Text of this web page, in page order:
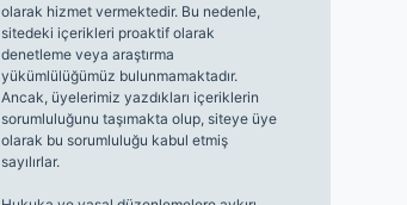
olarak hizmet vermektedir. Bu nedenle,
sitedeki içerikleri proaktif olarak
denetleme veya araştırma
yükümlülüğümüz bulunmamaktadır.
Ancak, üyelerimiz yazdıkları içeriklerin
sorumluluğunu taşımakta olup, siteye üye
olarak bu sorumluluğu kabul etmiş
sayılırlar.